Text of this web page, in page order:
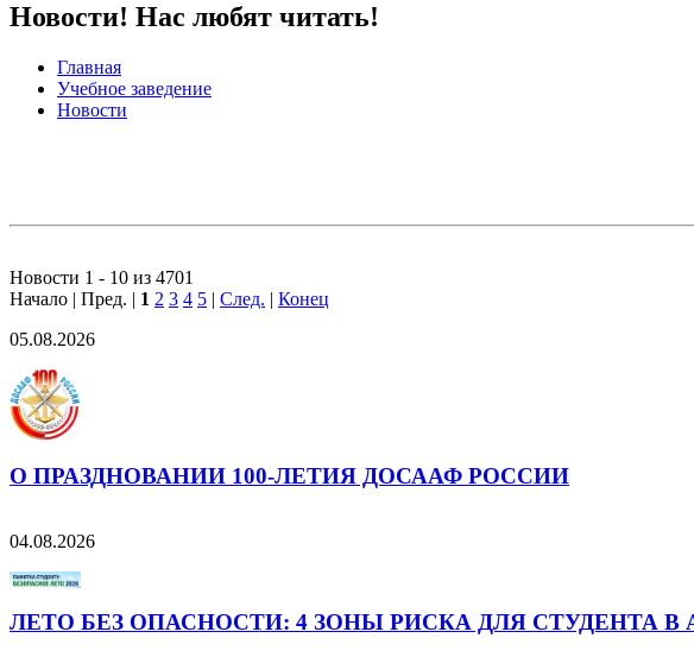
Новости! Нас любят читать!
Главная
Учебное заведение
Новости
Новости 1 - 10 из 4701
Начало | Пред. | 1 2 3 4 5 | След. | Конец
05.08.2026
О ПРАЗДНОВАНИИ 100-ЛЕТИЯ ДОСААФ РОССИИ
04.08.2026
ЛЕТО БЕЗ ОПАСНОСТИ: 4 ЗОНЫ РИСКА ДЛЯ СТУДЕНТА В